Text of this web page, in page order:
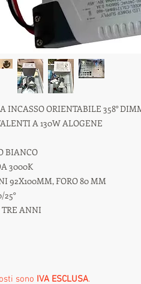
INCASSO ORIENTABILE 358°
A 130W ALOGENE
BIANCO
3000K
92X100MM, FORO 80 MM
25°
ANNI
sono IVA ESCLUSA.